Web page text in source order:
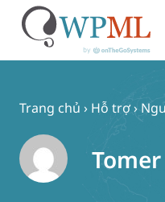
Trang chủ › Hỗ trợ›